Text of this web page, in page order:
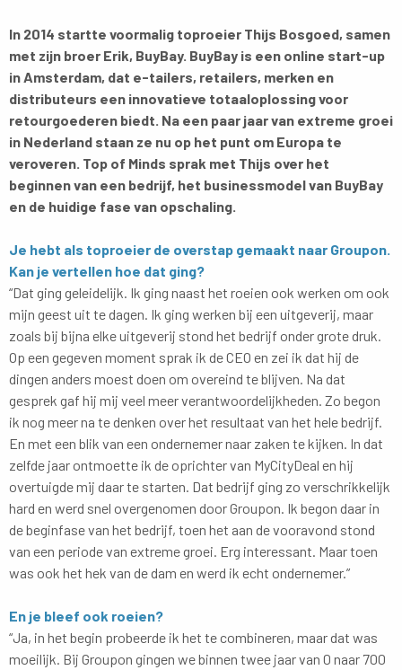
In 2014 startte voormalig toproeier Thijs Bosgoed, samen
met zijn broer Erik, BuyBay. BuyBay is een online start-up
in Amsterdam, dat e-tailers, retailers, merken en
distributeurs een innovatieve totaaloplossing voor
retourgoederen biedt. Na een paar jaar van extreme groei
in Nederland staan ze nu op het punt om Europa te
veroveren. Top of Minds sprak met Thijs over het
beginnen van een bedrijf, het businessmodel van BuyBay
en de huidige fase van opschaling.
Je hebt als toproeier de overstap gemaakt naar Groupon.
Kan je vertellen hoe dat ging?
“Dat ging geleidelijk. Ik ging naast het roeien ook werken om ook
mijn geest uit te dagen. Ik ging werken bij een uitgeverij, maar
zoals bij bijna elke uitgeverij stond het bedrijf onder grote druk.
Op een gegeven moment sprak ik de CEO en zei ik dat hij de
dingen anders moest doen om overeind te blijven. Na dat
gesprek gaf hij mij veel meer verantwoordelijkheden. Zo begon
ik nog meer na te denken over het resultaat van het hele bedrijf.
En met een blik van een ondernemer naar zaken te kijken. In dat
zelfde jaar ontmoette ik de oprichter van MyCityDeal en hij
overtuigde mij daar te starten. Dat bedrijf ging zo verschrikkelijk
hard en werd snel overgenomen door Groupon. Ik begon daar in
de beginfase van het bedrijf, toen het aan de vooravond stond
van een periode van extreme groei. Erg interessant. Maar toen
was ook het hek van de dam en werd ik echt ondernemer.”
En je bleef ook roeien?
“Ja, in het begin probeerde ik het te combineren, maar dat was
moeilijk. Bij Groupon gingen we binnen twee jaar van 0 naar 700